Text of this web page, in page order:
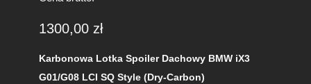
1300,00 zł
Karbonowa Lotka Spoiler Dachowy BMW iX3
G01/G08 LCI SQ Style (Dry-Carbon)